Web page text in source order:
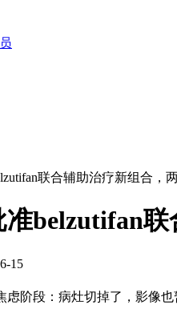
联合辅助治疗新组合，
belzutifan
15
阶段：病灶切掉了，影像